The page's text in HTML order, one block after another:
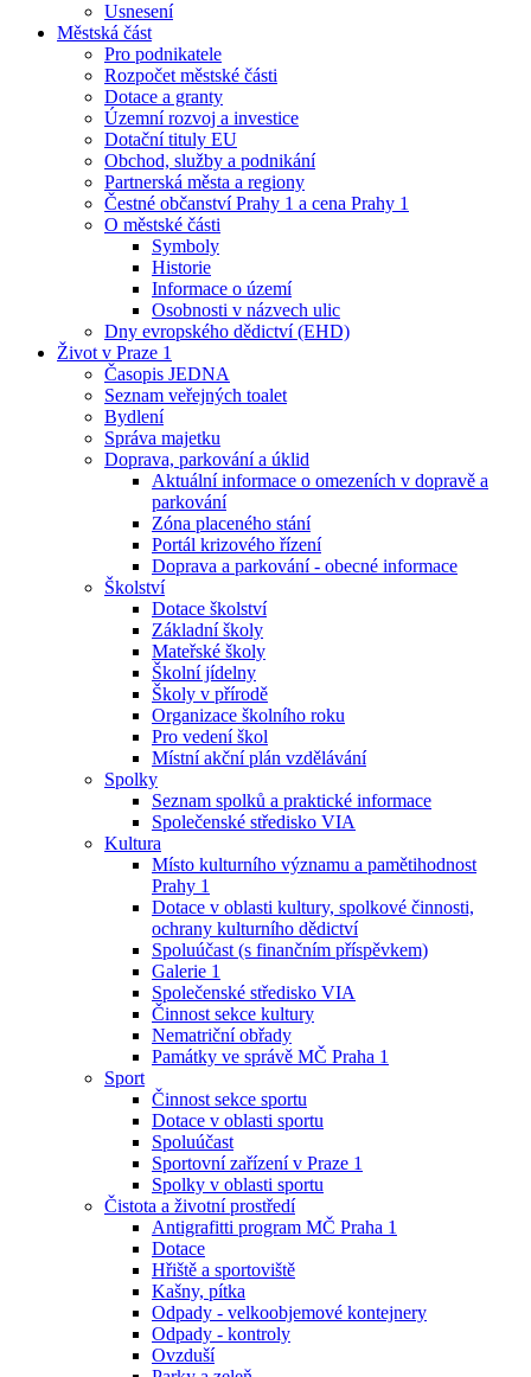
Usnesení
Městská část
Pro podnikatele
Rozpočet městské části
Dotace a granty
Územní rozvoj a investice
Dotační tituly EU
Obchod, služby a podnikání
Partnerská města a regiony
Čestné občanství Prahy 1 a cena Prahy 1
O městské části
Symboly
Historie
Informace o území
Osobnosti v názvech ulic
Dny evropského dědictví (EHD)
Život v Praze 1
Časopis JEDNA
Seznam veřejných toalet
Bydlení
Správa majetku
Doprava, parkování a úklid
Aktuální informace o omezeních v dopravě a
parkování
Zóna placeného stání
Portál krizového řízení
Doprava a parkování - obecné informace
Školství
Dotace školství
Základní školy
Mateřské školy
Školní jídelny
Školy v přírodě
Organizace školního roku
Pro vedení škol
Místní akční plán vzdělávání
Spolky
Seznam spolků a praktické informace
Společenské středisko VIA
Kultura
Místo kulturního významu a pamětihodnost
Prahy 1
Dotace v oblasti kultury, spolkové činnosti,
ochrany kulturního dědictví
Spoluúčast (s finančním příspěvkem)
Galerie 1
Společenské středisko VIA
Činnost sekce kultury
Nematriční obřady
Památky ve správě MČ Praha 1
Sport
Činnost sekce sportu
Dotace v oblasti sportu
Spoluúčast
Sportovní zařízení v Praze 1
Spolky v oblasti sportu
Čistota a životní prostředí
Antigrafitti program MČ Praha 1
Dotace
Hřiště a sportoviště
Kašny, pítka
Odpady - velkoobjemové kontejnery
Odpady - kontroly
Ovzduší